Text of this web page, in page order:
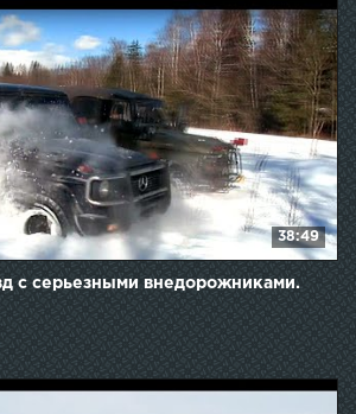
38:49
с серьезными внедорожниками.